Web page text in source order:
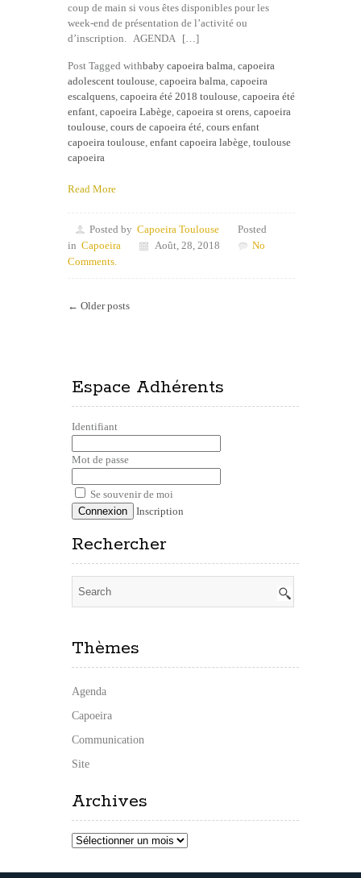
coup de main si vous êtes disponibles pour les
week-end de présentation de l’activité ou
d’inscription. AGENDA […]
Post Tagged withbaby capoeira balma capoeira
adolescent toulouse capoeira balma capoeira
escalquens capoeira été 2018 toulouse capoeira été
enfant capoeira Labège capoeira st orens capoeira
toulouse cours de capoeira été cours enfant
capoeira toulouse enfant capoeira labège toulouse
capoeira
Read More
Posted by Capoeira Toulouse
Posted
in Capoeira Août, 28, 2018
No
Comments.
← Older posts
Espace Adhérents
Identifiant
Mot de passe
Se souvenir de moi
Inscription
Rechercher
Thèmes
Agenda
Capoeira
Communication
Site
Archives
Archives